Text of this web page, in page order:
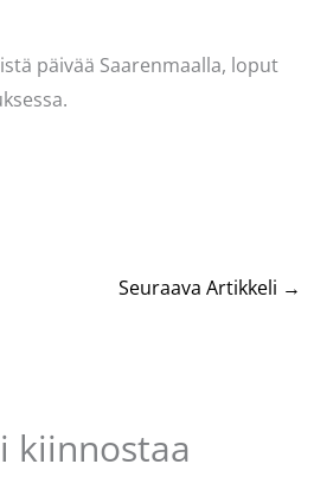
päivää Saarenmaalla, loput
Seuraava Artikkeli →
kiinnostaa